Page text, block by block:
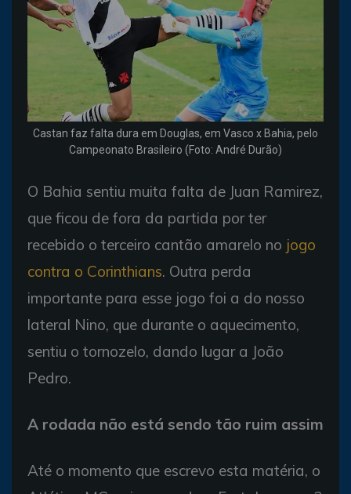
Castan faz falta dura em Douglas, em Vasco x Bahia, pelo
Campeonato Brasileiro (Foto: André Durão)
O Bahia sentiu muita falta de Juan Ramirez,
que ficou de fora da partida por ter
recebido o terceiro cantão amarelo no jogo
contra o Corinthians. Outra perda
importante para esse jogo foi a do nosso
lateral Nino, que durante o aquecimento,
sentiu o tornozelo, dando lugar a João
Pedro.
A rodada não está sendo tão ruim assim
Até o momento que escrevo esta matéria, o